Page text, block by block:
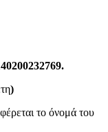
)
το όνομά του